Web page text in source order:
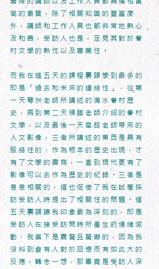
高的素質，除了相關知識的豐富度
外，講師和工作人員也都非常地熱心
及和善，受訪人也是，足見其對於眷
村文學的熱忱以及專業性。
而我在這五天的課程裏頭學到最多的
即是「過去和未來的連結性」，從第
一天萼洲老師所講述的清水眷村歷
史，再到第二天禎臨老師介紹的眷村
文學，以及最後一天韋錠老師帶來的
人文影像，三者所講述的東西是具有
脈絡性的，作為根本的歷史出現，才
有了文學的書寫，一直到現代更有了
影像可以去作為歷史的紀錄。三者是
息息相關的，這也促使了我在試著採
訪受訪人時提出了相關性的問題。這
五天裏頭讓我印象最為深刻的，即是
受訪人在接受訪問時所產生的情緒波
動，我當下是震驚且驚嚇的，因為我
沒料到會有人對於回憶而有如此大的
反應，轉念一想，那畢竟是受訪人深